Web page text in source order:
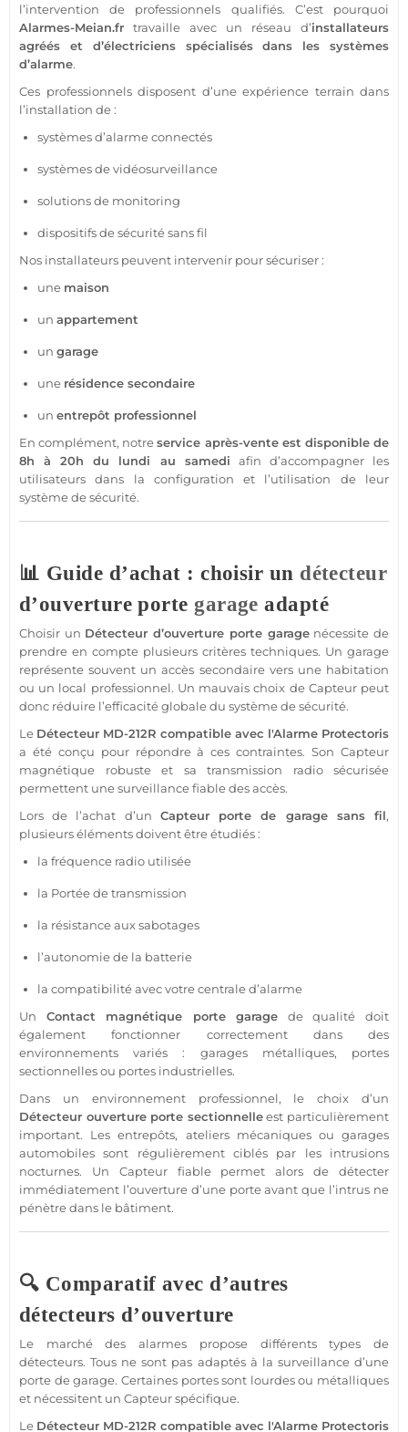
l’intervention de professionnels qualifiés. C’est pourquoi
Alarmes-Meian.fr travaille avec un réseau d’installateurs
agréés et d’électriciens spécialisés dans les systèmes
d’alarme.
Ces professionnels disposent d’une expérience terrain dans
l’installation de :
systèmes d’alarmeconnectés
systèmes devidéosurveillance
solutions de monitoring
dispositifs desécuritésans fil
Nos installateurs peuvent intervenir pour sécuriser :
une maison
un appartement
un garage
une résidence secondaire
un entrepôt professionnel
En complément, notreservice après-vente est disponible de
8h à 20h du lundi au samedi afin d’accompagner les
utilisateurs dans la configuration et l’utilisation de leur
systèmedesécurité.
📊 Guide d’achat : choisir un détecteur
d’ouverture porte garage adapté
Choisir un Détecteur d’ouverture porte garagenécessite de
prendre en compte plusieurs critères techniques. Un garage
représente souvent un accès secondaire vers une habitation
ou un local professionnel. Un mauvais choix de Capteurpeut
donc réduire l’efficacité globale du systèmedesécurité.
Le Détecteur MD-212R compatible avec l'Alarme Protectoris
a été conçu pour répondre à ces contraintes. Son Capteur
magnétique robuste et sa transmission radio sécurisée
permettent unesurveillancefiabledes accès.
Lors de l’achat d’un Capteurporte de garagesans fil,
plusieurs éléments doivent être étudiés :
la fréquence radio utilisée
la Portéedetransmission
la résistance aux sabotages
l’autonomie de la batterie
la compatibilité avec votrecentraled’alarme
Un Contact magnétique portegarage de qualité doit
également fonctionner correctement dans des
environnements variés : garagesmétalliques, portes
sectionnelles ou portes industrielles.
Dans un environnement professionnel, le choix d’un
Détecteur ouverture porte sectionnelleest particulièrement
important. Les entrepôts, ateliers mécaniques ou garages
automobiles sont régulièrement ciblés par les intrusions
nocturnes. Un Capteur fiablepermet alors de détecter
immédiatement l’ouverture d’une porte avant que l’intrus ne
pénètre dans le bâtiment.
🔍 Comparatif avec d’autres
détecteurs d’ouverture
Le marché des alarmes propose différents types de
détecteurs. Tous ne sont pas adaptés à la surveillanced’une
porte degarage. Certaines portes sont lourdes ou métalliques
et nécessitent un Capteurspécifique.
Le Détecteur MD-212R compatible avec l'Alarme Protectoris